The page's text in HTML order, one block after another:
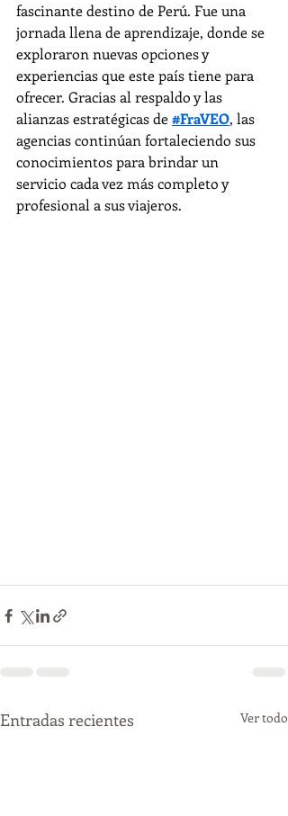
fascinante destino de Perú. Fue una
jornada llena de aprendizaje, donde se
exploraron nuevas opciones y
experiencias que este país tiene para
ofrecer. Gracias al respaldo y las
alianzas estratégicas de #FraVEO, las
agencias continúan fortaleciendo sus
conocimientos para brindar un
servicio cada vez más completo y
profesional a sus viajeros.
Entradas recientes Ver todo